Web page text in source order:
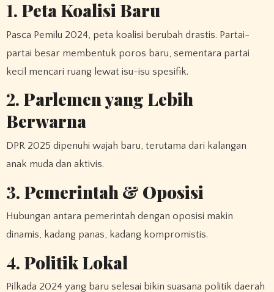
1. Peta Koalisi Baru
Pasca Pemilu 2024, peta koalisi berubah drastis. Partai-
partai besar membentuk poros baru, sementara partai
kecil mencari ruang lewat isu-isu spesifik.
2. Parlemen yang Lebih
Berwarna
DPR 2025 dipenuhi wajah baru, terutama dari kalangan
anak muda dan aktivis.
3. Pemerintah & Oposisi
Hubungan antara pemerintah dengan oposisi makin
dinamis, kadang panas, kadang kompromistis.
4. Politik Lokal
Pilkada 2024 yang baru selesai bikin suasana politik daerah